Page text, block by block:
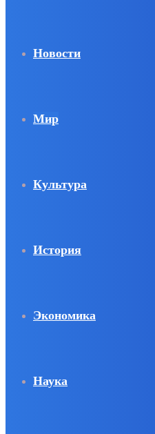
Новости
Мир
Культура
История
Экономика
Наука